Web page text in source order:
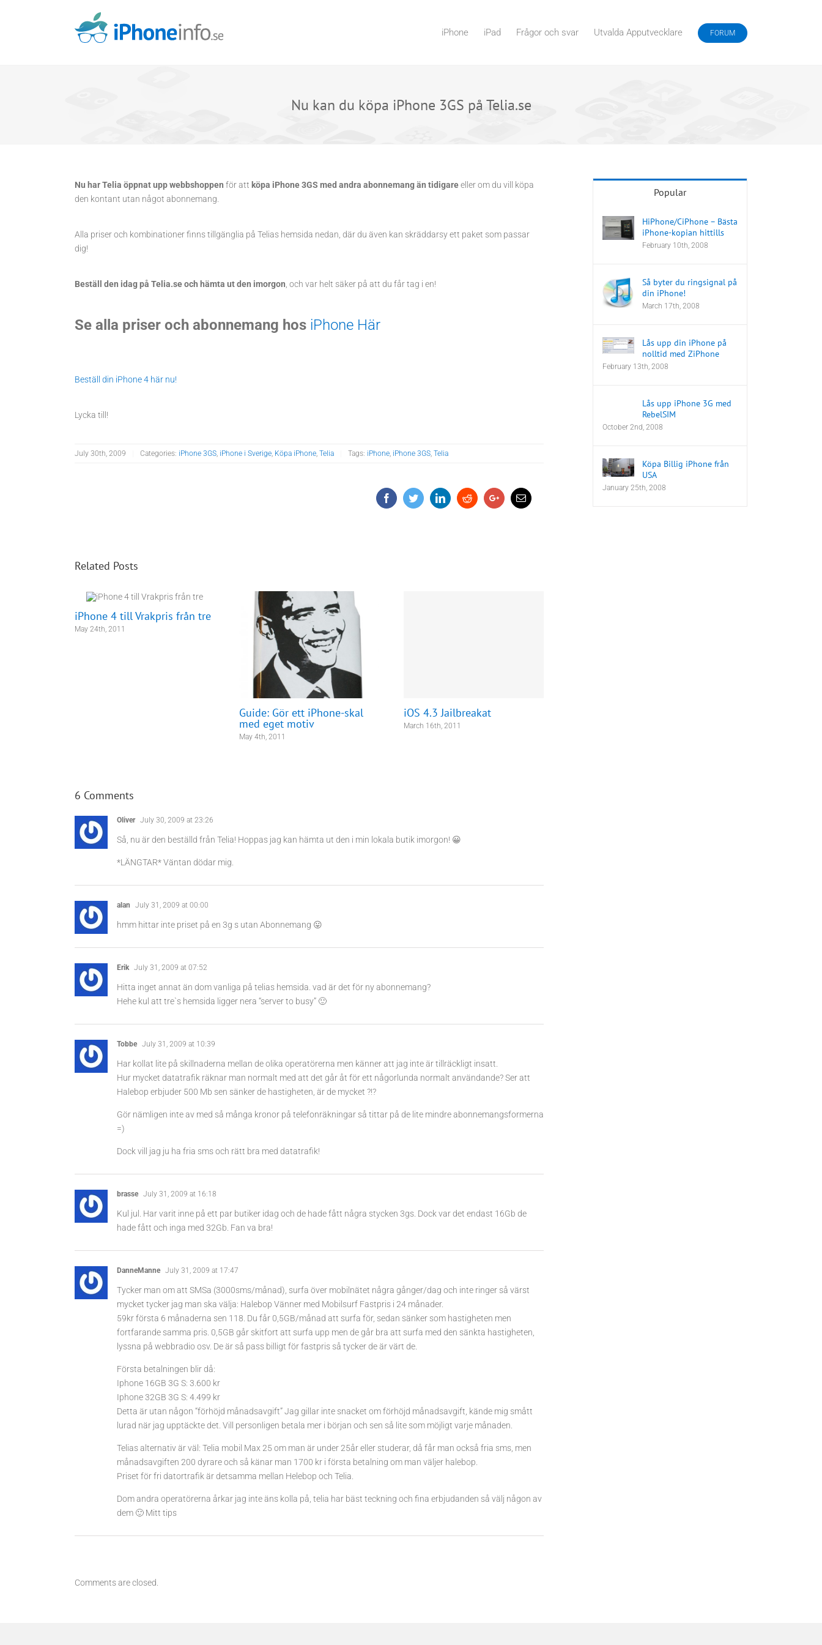
iPhone iPad Frågor och svar Utvalda Apputvecklare FORUM
Nu kan du köpa iPhone 3GS på Telia.se
Nu har Telia öppnat upp webbshoppen för att köpa iPhone 3GS med andra abonnemang än tidigareeller om du vill köpa
den kontant utan något abonnemang.
Alla priser och kombinationer finns tillgänglia på Telias hemsida nedan, där du även kan skräddarsy ett paket som passar
dig!
Beställ den idag på Telia.se och hämta ut den imorgon , och var helt säker på att du får tag i en!
Se alla priser och abonnemang hos iPhone Här
Beställ din iPhone 4 här nu!
Lycka till!
July 30th, 2009 Categories: iPhone 3GS, iPhone i Sverige, Köpa iPhone, Telia Tags: iPhone, iPhone 3GS, Telia
FacebookTwitterLinkedInRedditGoogle+Email
Related Posts
iPhone 4 till Vrakpris från tre
May 24th, 2011
Guide: Gör ett iPhone-skal
med eget motiv
May 4th, 2011
iOS 4.3 Jailbreakat
March 16th, 2011
6 Comments
Oliver July 30, 2009 at 23:26
Så, nu är den beställd från Telia! Hoppas jag kan hämta ut den i min lokala butik imorgon! 😀
*LÄNGTAR* Väntan dödar mig.
alan July 31, 2009 at 00:00
hmm hittar inte priset på en 3g s utan Abonnemang 😛
Erik July 31, 2009 at 07:52
Hitta inget annat än dom vanliga på telias hemsida. vad är det för ny abonnemang?
Hehe kul att tre`s hemsida ligger nera “server to busy” 🙂
Tobbe July 31, 2009 at 10:39
Har kollat lite på skillnaderna mellan de olika operatörerna men känner att jag inte är tillräckligt insatt.
Hur mycket datatrafik räknar man normalt med att det går åt för ett någorlunda normalt användande? Ser att
Halebop erbjuder 500 Mb sen sänker de hastigheten, är de mycket ?!?
Gör nämligen inte av med så många kronor på telefonräkningar så tittar på de lite mindre abonnemangsformerna
=)
Dock vill jag ju ha fria sms och rätt bra med datatrafik!
brasse July 31, 2009 at 16:18
Kul jul. Har varit inne på ett par butiker idag och de hade fått några stycken 3gs. Dock var det endast 16Gb de
hade fått och inga med 32Gb. Fan va bra!
DanneManne July 31, 2009 at 17:47
Tycker man om att SMSa (3000sms/månad), surfa över mobilnätet några gånger/dag och inte ringer så värst
mycket tycker jag man ska välja: Halebop Vänner med Mobilsurf Fastpris i 24 månader.
59kr första 6 månaderna sen 118. Du får 0,5GB/månad att surfa för, sedan sänker som hastigheten men
fortfarande samma pris. 0,5GB går skitfort att surfa upp men de går bra att surfa med den sänkta hastigheten,
lyssna på webbradio osv. De är så pass billigt för fastpris så tycker de är värt de.
Första betalningen blir då:
Iphone 16GB 3G S: 3.600 kr
Iphone 32GB 3G S: 4.499 kr
Detta är utan någon “förhöjd månadsavgift” Jag gillar inte snacket om förhöjd månadsavgift, kände mig smått
lurad när jag upptäckte det. Vill personligen betala mer i början och sen så lite som möjligt varje månaden.
Telias alternativ är väl: Telia mobil Max 25 om man är under 25år eller studerar, då får man också fria sms, men
månadsavgiften 200 dyrare och så känar man 1700 kr i första betalning om man väljer halebop.
Priset för fri datortrafik är detsamma mellan Helebop och Telia.
Dom andra operatörerna årkar jag inte äns kolla på, telia har bäst teckning och fina erbjudanden så välj någon av
dem 🙂 Mitt tips
Comments are closed.
Popular
HiPhone/CiPhone – Bästa
iPhone-kopian hittills
February 10th, 2008
Så byter du ringsignal på
din iPhone!
March 17th, 2008
Lås upp din iPhone på
nolltid med ZiPhone
February 13th, 2008
Lås upp iPhone 3G med
RebelSIM
October 2nd, 2008
Köpa Billig iPhone från
USA
January 25th, 2008